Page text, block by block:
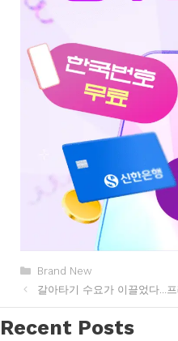
카
테
Brand New
갈아타기 수요가 이끌었다…
Recent Posts